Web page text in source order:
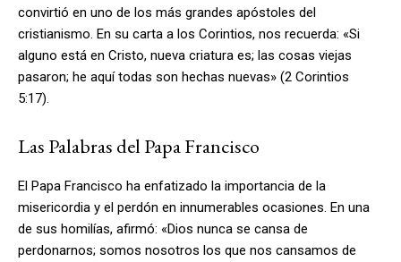
convirtió en uno de los más grandes apóstoles del
cristianismo. En su carta a los Corintios, nos recuerda: «Si
alguno está en Cristo, nueva criatura es; las cosas viejas
pasaron; he aquí todas son hechas nuevas» (2 Corintios
5:17).
Las Palabras del Papa Francisco
El Papa Francisco ha enfatizado la importancia de la
misericordia y el perdón en innumerables ocasiones. En una
de sus homilías, afirmó: «Dios nunca se cansa de
perdonarnos; somos nosotros los que nos cansamos de